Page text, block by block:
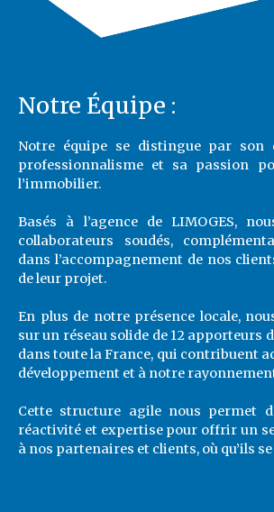
Notre Équipe :
Notre équipe se distingue par son
professionnalisme et sa passion
l’immobilier.
Basés à l’agence de LIMOGES,
collaborateurs soudés,
dans l’accompagnement de nos
de leur projet.
En plus de notre présence locale,
sur un réseau solide de 12 apporteurs
dans toute la France, qui contribuent
développement et à notre
Cette structure agile nous permet
réactivité et expertise pour offrir un
à nos partenaires et clients, où qu’ils